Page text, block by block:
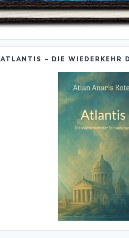
ATLANTIS – DIE WIEDERKEHR